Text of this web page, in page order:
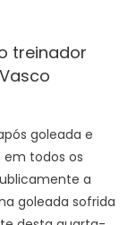
treinador
goleada e
em todos os
a
goleada sofrida